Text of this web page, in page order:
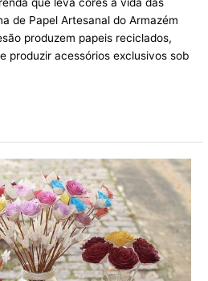
de Papel Artesanal do Armazém
produzem papeis reciclados,
produzir acessórios exclusivos sob